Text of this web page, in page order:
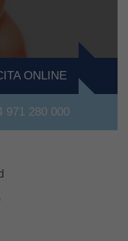
ONLINE
971 280 000